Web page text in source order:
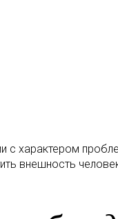
с характером
внешность